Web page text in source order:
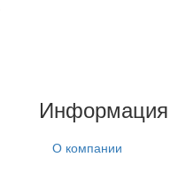
Информация
О компании